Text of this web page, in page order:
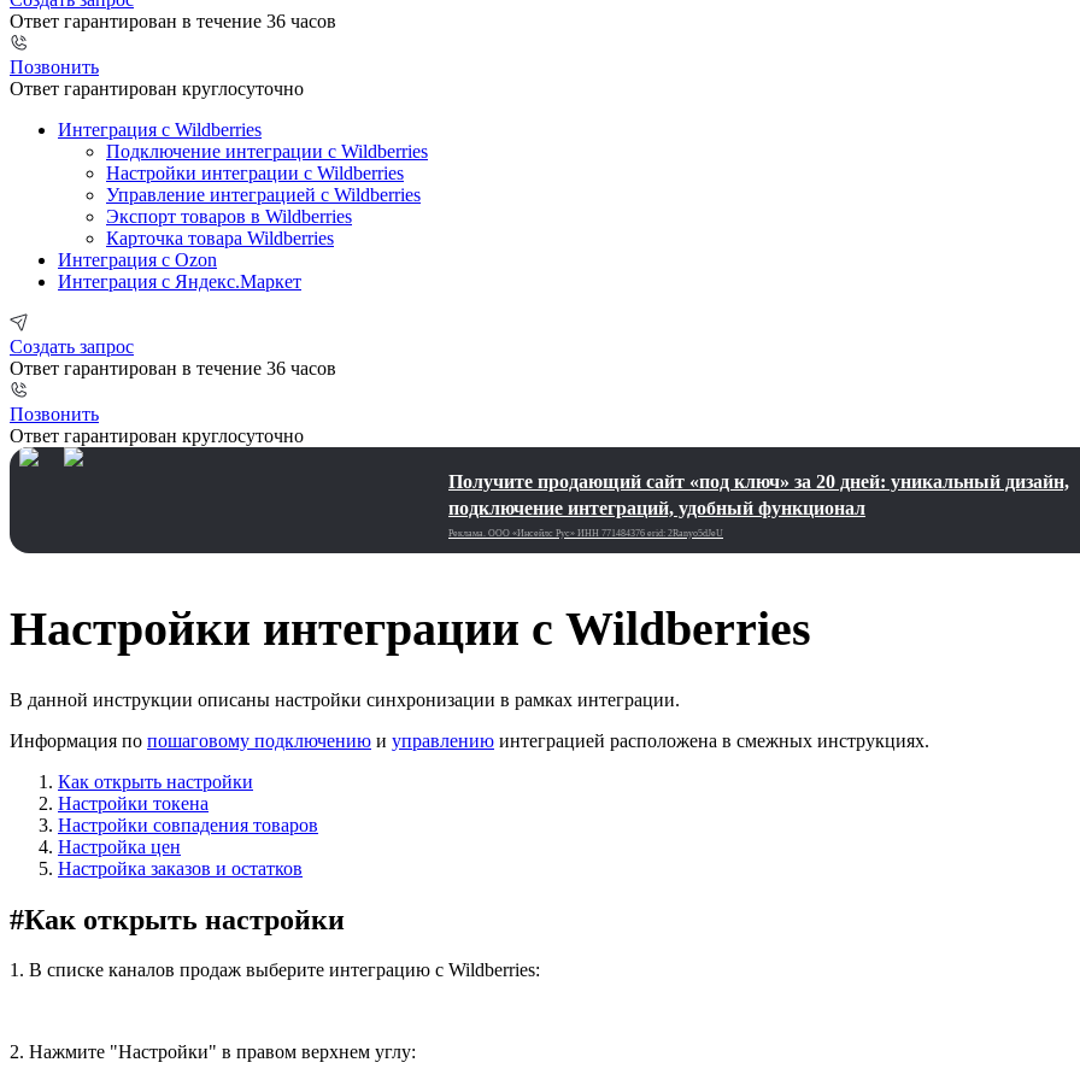
Ответ гарантирован в течение 36 часов
Позвонить
Ответ гарантирован круглосуточно
Интеграция с Wildberries
Подключение интеграции с Wildberries
Настройки интеграции с Wildberries
Управление интеграцией с Wildberries
Экспорт товаров в Wildberries
Карточка товара Wildberries
Интеграция с Ozon
Интеграция с Яндекс.Маркет
Создать запрос
Ответ гарантирован в течение 36 часов
Позвонить
Ответ гарантирован круглосуточно
Получите продающий сайт «под ключ» за 20 дней: уникальный дизайн,
подключение интеграций, удобный функционал
Реклама. ООО «Инсейлс Рус»‎ ИНН 771484376 erid: 2Ranyo5dJeU
Настройки интеграции с Wildberries
В данной инструкции описаны настройки синхронизации в рамках интеграции.
Информация по пошаговому подключению и управлению интеграцией расположена в смежных инструкциях.
Как открыть настройки
Настройки токена
Настройки совпадения товаров
Настройка цен
Настройка заказов и остатков
#Как открыть настройки
1. В списке каналов продаж выберите интеграцию с Wildberries:
2. Нажмите "Настройки" в правом верхнем углу: